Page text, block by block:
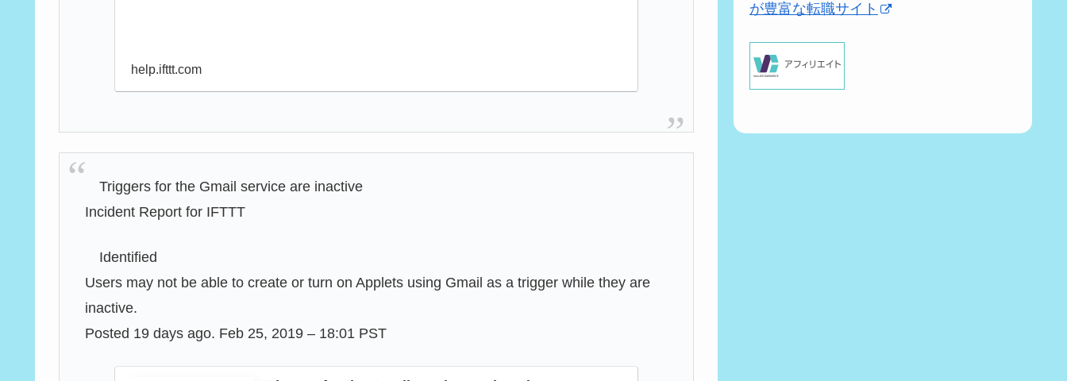
help.ifttt.com
Triggers for the Gmail service are inactive
Incident Report for IFTTT
Identified
Users may not be able to create or turn on Applets using Gmail as a trigger while they are
inactive.
Posted 19 days ago. Feb 25, 2019 – 18:01 PST
が豊富な転職サイト